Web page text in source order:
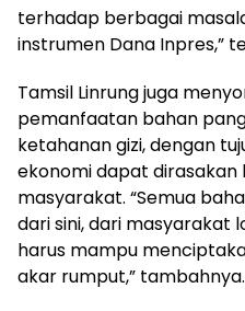
terhadap berbagai
instrumen Dana Inpres,”
Tamsil Linrung juga
pemanfaatan bahan
ketahanan gizi, dengan
ekonomi dapat dirasakan
masyarakat. “Semua
dari sini, dari masyarakat
harus mampu
akar rumput,” tambahnya.